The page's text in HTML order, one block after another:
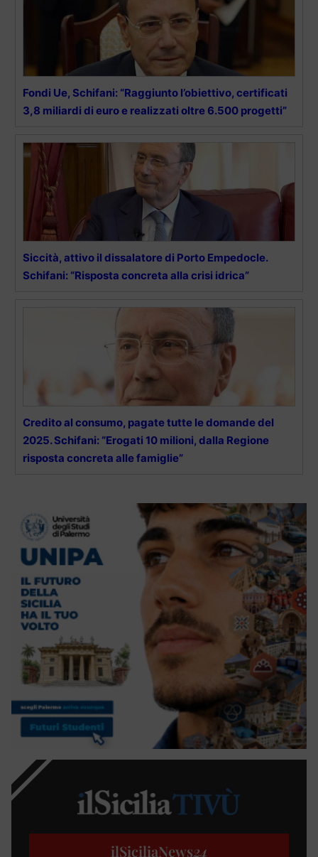
Fondi Ue, Schifani: “Raggiunto l’obiettivo, certificati
3,8 miliardi di euro e realizzati oltre 6.500 progetti”
Siccità, attivo il dissalatore di Porto Empedocle.
Schifani: “Risposta concreta alla crisi idrica”
Credito al consumo, pagate tutte le domande del
2025. Schifani: “Erogati 10 milioni, dalla Regione
risposta concreta alle famiglie”
ilSiciliaNews24